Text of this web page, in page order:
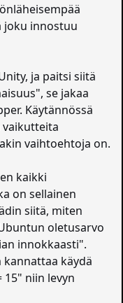
joku innostuu
ja paitsi siitä
se jakaa
Käytännössä
vaikutteita
vaihtoehtoja on.
kaikki
on sellainen
siitä, miten
oletusarvo
innokkaasti".
käydä
15" niin levyn